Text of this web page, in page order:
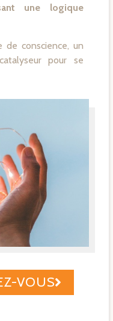
une logique
de conscience, un
pour se
VOUS